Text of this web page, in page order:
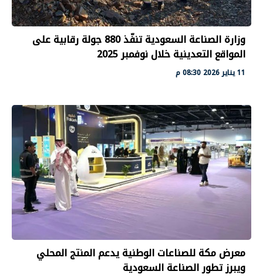
وزارة الصناعة السعودية تنفّذ 880 جولة رقابية على
المواقع التعدينية خلال نوفمبر 2025
11 يناير 2026 08:30 م
معرض مكة للصناعات الوطنية يدعم المنتج المحلي
ويبرز تطور الصناعة السعودية